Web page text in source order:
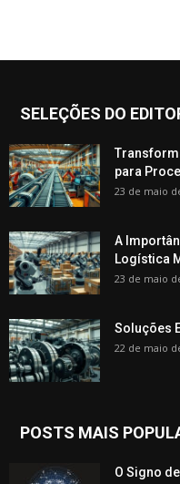
SELEÇÕES DO
para
23 de maio
A
Logística
23 de maio
Soluções
22 de maio
POSTS MAIS
O Signo